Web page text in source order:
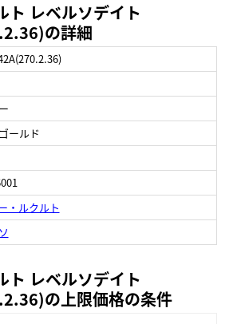
ト レベルソデイト
の詳細
ールド
・ルクルト
ト レベルソデイト
の上限価格の条件